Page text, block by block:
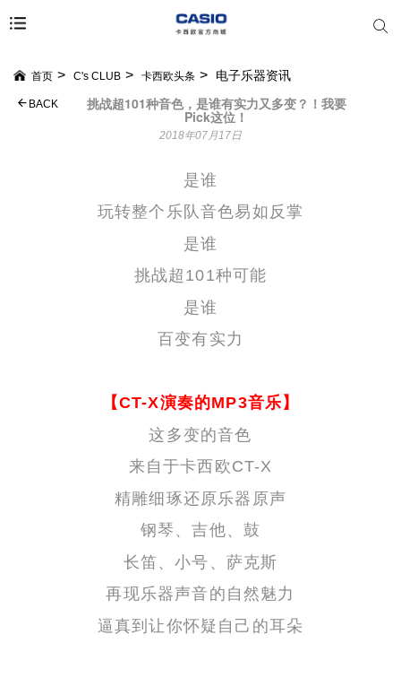
首页 C's CLUB 卡西欧头条 电子乐器资讯
挑战超101种音色，是谁有实力又多变？！我要
Pick这位！
BACK
2018年07月17日
是谁
玩转整个乐队音色易如反掌
是谁
挑战超101种可能
是谁
百变有实力
【CT-X演奏的MP3音乐】
这多变的音色
来自于卡西欧CT-X
精雕细琢还原乐器原声
钢琴、吉他、鼓
长笛、小号、萨克斯
再现乐器声音的自然魅力
逼真到让你怀疑自己的耳朵